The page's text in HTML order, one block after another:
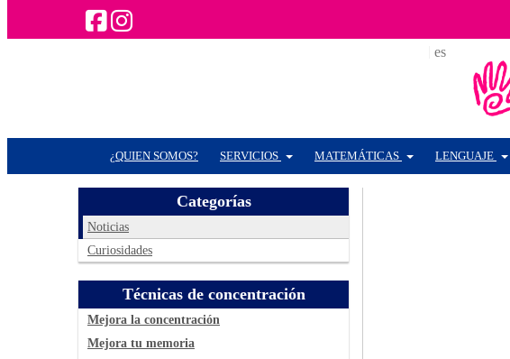
es
¿QUIEN SOMOS? SERVICIOS MATEMÁTICAS LENGUAJE
Categorías
Noticias
Curiosidades
Técnicas de concentración
Mejora la concentración
Mejora tu memoria